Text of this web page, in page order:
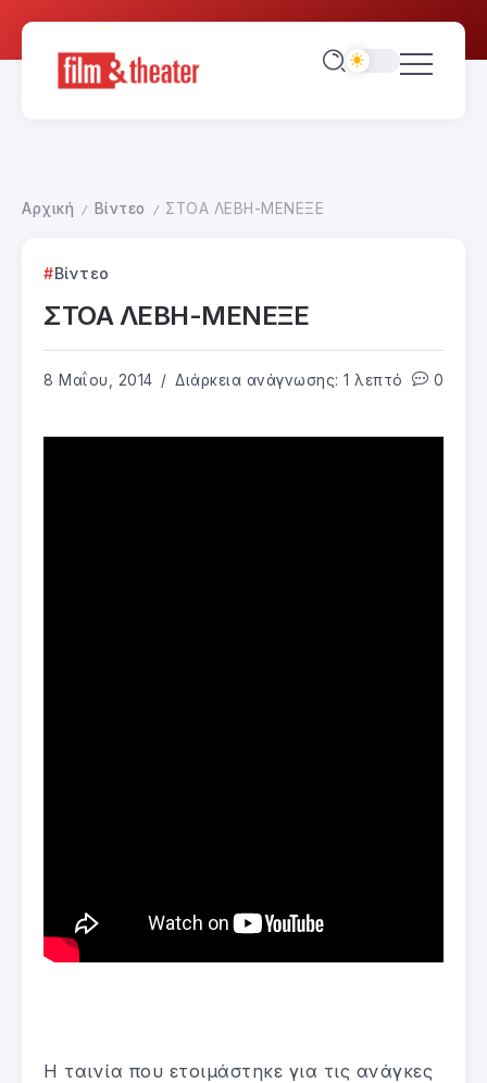
Αρχική / Βίντεο / ΣΤΟΑ ΛΕΒΗ-ΜΕΝΕΞΕ
Βίντεο
ΣΤΟΑ ΛΕΒΗ-ΜΕΝΕΞΕ
8 Μαΐου, 2014 Διάρκεια ανάγνωσης: 1 λεπτό 0
Η ταινία που ετοιμάστηκε για τις ανάγκες